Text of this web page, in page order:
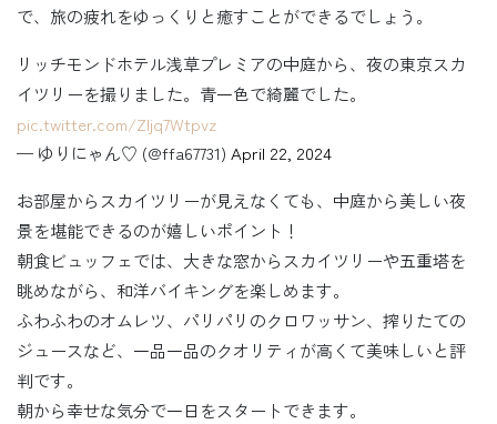
で、旅の疲れをゆっくりと癒すことができるでしょう。
リッチモンドホテル浅草プレミアの中庭から、夜の東京スカ
イツリーを撮りました。青一色で綺麗でした。
pic.twitter.com/ZIjq7Wtpvz
— ゆりにゃん♡ (@ffa67731) April 22, 2024
お部屋からスカイツリーが見えなくても、中庭から美しい夜
景を堪能できるのが嬉しいポイント！
朝食ビュッフェでは、大きな窓からスカイツリーや五重塔を
眺めながら、和洋バイキングを楽しめます。
ふわふわのオムレツ、パリパリのクロワッサン、搾りたての
ジュースなど、一品一品のクオリティが高くて美味しいと評
判です。
朝から幸せな気分で一日をスタートできます。